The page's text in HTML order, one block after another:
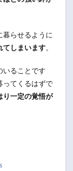
暮らせるように
てしまいます。
いることです
ってくるはずで
り一定の覚悟が